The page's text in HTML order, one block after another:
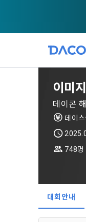
이미
데이콘
데이
748명
대회안내